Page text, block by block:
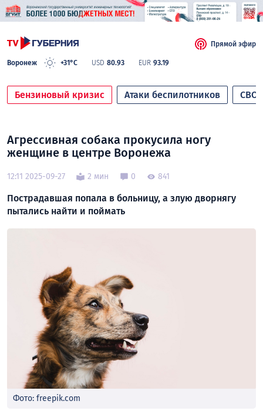
Воронеж +31°C USD 80.93 EUR 93.19
Прямой эфир
Бензиновый кризис Атаки беспилотников СВО
Агрессивная собака прокусила ногу
женщине в центре Воронежа
12:11 2025-09-27 2 мин 0 841
Пострадавшая попала в больницу, а злую дворнягу
пытались найти и поймать
Фото: freepik.com